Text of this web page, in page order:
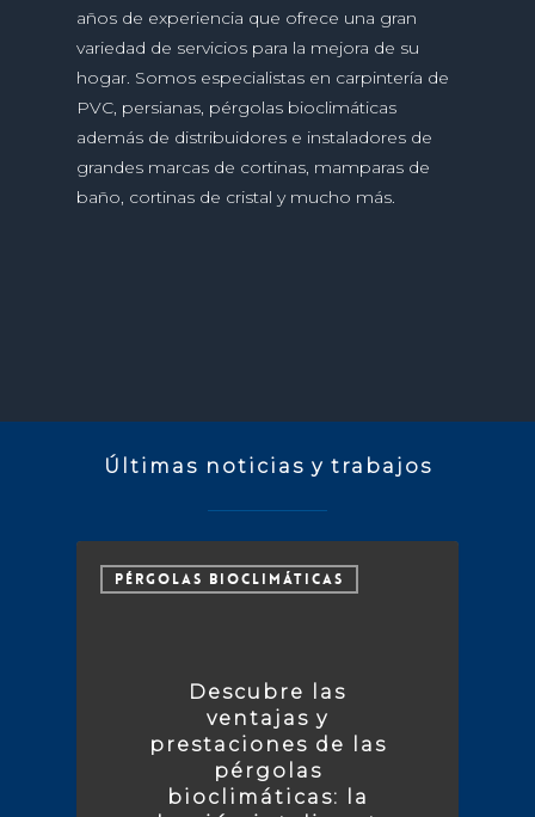
años de experiencia que ofrece una gran
variedad de servicios para la mejora de su
hogar. Somos especialistas en carpintería de
PVC, persianas, pérgolas bioclimáticas
además de distribuidores e instaladores de
grandes marcas de cortinas, mamparas de
baño, cortinas de cristal y mucho más.
Últimas noticias y trabajos
PÉRGOLAS BIOCLIMÁTICAS
Descubre las
ventajas y
prestaciones de las
pérgolas
bioclimáticas: la